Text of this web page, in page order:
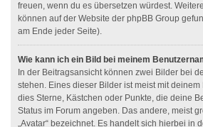
freuen, wenn du es übersetzen würdest.
können auf der Website der phpBB Group
am Ende jeder Seite).
Wie kann ich ein Bild bei meinem
In der Beitragsansicht können zwei Bilder bei
stehen. Eines dieser Bilder ist meist mit deinem
dies Sterne, Kästchen oder Punkte, die deine
Status im Forum angeben. Das andere, meist
„Avatar“ bezeichnet. Es handelt sich hierbei in